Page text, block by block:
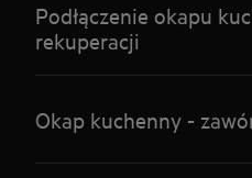
Podłączenie okapu
rekuperacji
Okap kuchenny -